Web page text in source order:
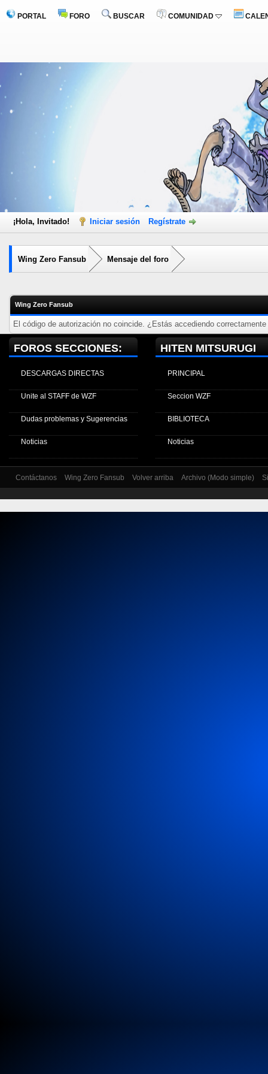
PORTAL FORO BUSCAR COMUNIDAD
¡Hola, Invitado! Iniciar sesión Regístrate
Wing Zero Fansub Mensaje del foro
Wing Zero Fansub
El código de autorización no coincide. ¿Estás accediendo
FOROS SECCIONES:
DESCARGAS DIRECTAS
Unite al STAFF de WZF
Dudas problemas y Sugerencias
Noticias
HITEN MITSURUGI
PRINCIPAL
Seccion WZF
BIBLIOTECA
Noticias
Contáctanos Wing Zero Fansub Volver arriba Archivo (Modo simple)